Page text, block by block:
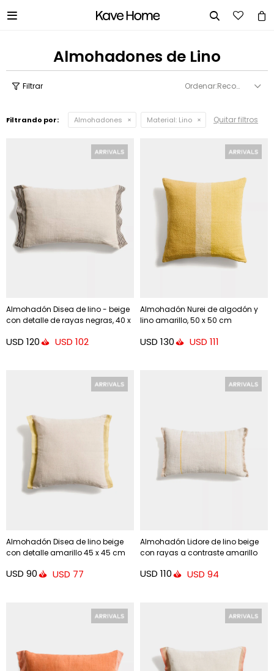
 
Almohadones de Lino
Recomendados
Filtrando por: Almohadones Material: Lino Quitar filtros
Almohadón Disea de lino - beige
con detalle de rayas negras, 40 x
USD 120 USD 102
Almohadón Nurei de algodón y
lino amarillo, 50 x 50 cm
USD 130 USD 111
Almohadón Disea de lino beige
con detalle amarillo 45 x 45 cm
USD 90 USD 77
Almohadón Lidore de lino beige
con rayas a contraste amarillo
USD 110 USD 94